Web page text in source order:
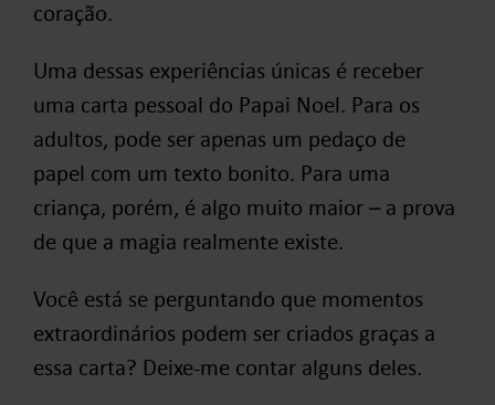
coração.
Uma dessas experiências únicas é receber
uma carta pessoal do Papai Noel. Para os
adultos, pode ser apenas um pedaço de
papel com um texto bonito. Para uma
criança, porém, é algo muito maior – a prova
de que a magia realmente existe.
Você está se perguntando que momentos
extraordinários podem ser criados graças a
essa carta? Deixe-me contar alguns deles.